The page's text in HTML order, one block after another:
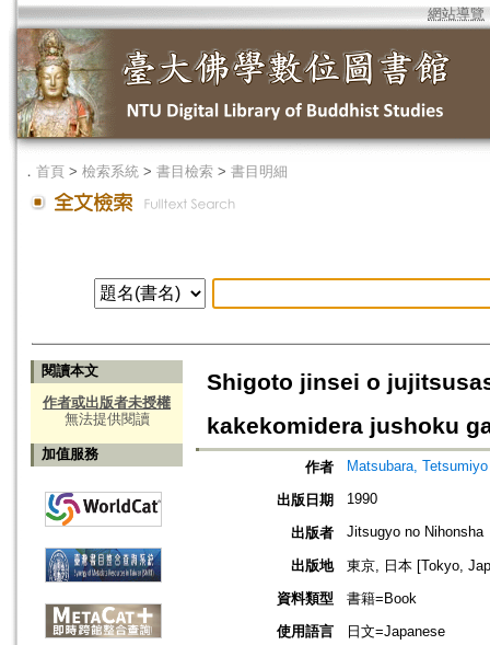
網站導覽
． 首頁 > 檢索系統 > 書目檢索 > 書目明細
閱讀本文
作者或出版者未授權
無法提供閱讀
加值服務
Shigoto jinsei o
kakekomidera jushoku
作者 Matsubara, Tetsumiyo
出版日期 1990
出版者 Jitsugyo no Nihonsha
出版地
東京, 日本 [Tokyo,
資料類型
書籍=Book
使用語言
日文=Japanese